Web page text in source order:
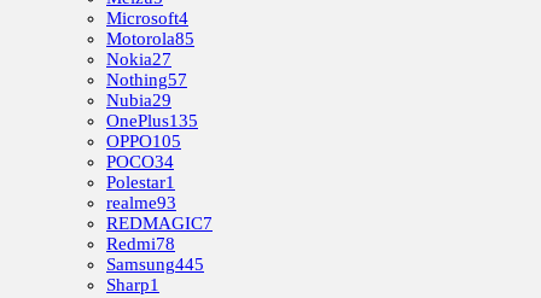
Microsoft4
Motorola85
Nokia27
Nothing57
Nubia29
OnePlus135
OPPO105
POCO34
Polestar1
realme93
REDMAGIC7
Redmi78
Samsung445
Sharp1